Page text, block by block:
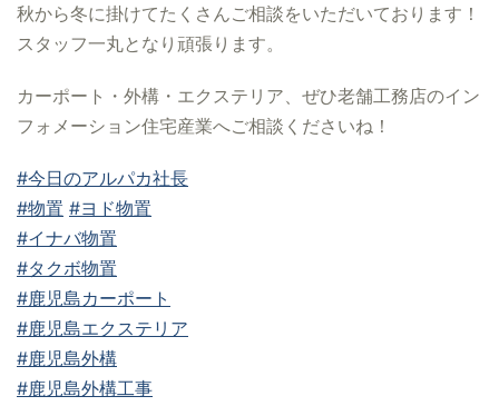
秋から冬に掛けてたくさんご相談をいただいております！
スタッフ一丸となり頑張ります。
カーポート・外構・エクステリア、ぜひ老舗工務店のイン
フォメーション住宅産業へご相談くださいね！
#今日のアルパカ社長
#物置 #ヨド物置
#イナバ物置
#タクボ物置
#鹿児島カーポート
#鹿児島エクステリア
#鹿児島外構
#鹿児島外構工事